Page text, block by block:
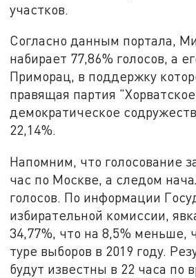
участков.
Согласно данным портала,
набирает 77,86% голосов, а
Приморац, в поддержку
правящая партия "Хорватское
демократическое
22,14%.
Напомним, что голосование
час по Москве, а следом
голосов. По информации
избирательной комиссии,
34,77%, что на 8,5% меньше,
туре выборов в 2019 году.
будут известны в 22 часа по